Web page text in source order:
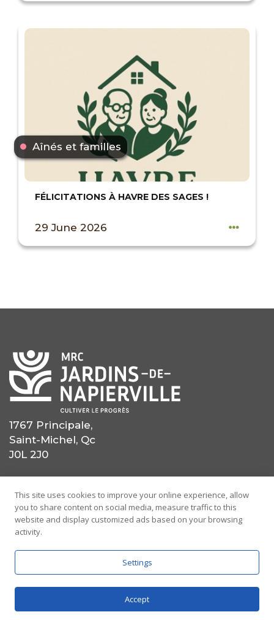
Aînés et familles
FÉLICITATIONS À HAVRE DES SAGES !
29 June 2026
1767 Principale,
Saint-Michel, Qc
J0L 2J0
(514) 725-0559
info@mrcjdn.ca
This site uses cookies to improve your online experience, allow
you to share content on social media, measure traffic to this
website and display customized ads based on your browsing
activity.
Settings
Accept